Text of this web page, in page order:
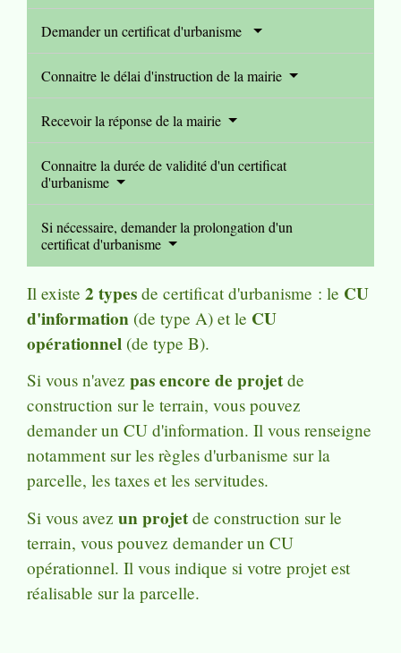
Demander un certificat d'urbanisme
Connaitre le délai d'instruction de la mairie
Recevoir la réponse de la mairie
Connaitre la durée de validité d'un certificat
d'urbanisme
Si nécessaire, demander la prolongation d'un
certificat d'urbanisme
Il existe 2 types de certificat d'urbanisme : le CU
d'information (de type A) et le CU
opérationnel (de type B).
Si vous n'avez pas encore de projet de
construction sur le terrain, vous pouvez
demander un CU d'information. Il vous renseigne
notamment sur les règles d'urbanisme sur la
parcelle, les taxes et les servitudes.
Si vous avez un projet de construction sur le
terrain, vous pouvez demander un CU
opérationnel. Il vous indique si votre projet est
réalisable sur la parcelle.